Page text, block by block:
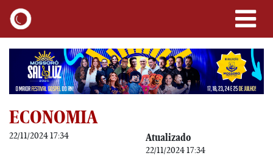
ECONOMIA
22/11/2024 17:34 Atualizado
22/11/2024 17:34